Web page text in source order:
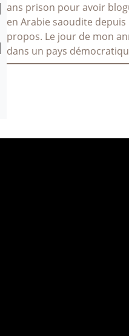
ans prison pour avoir
en Arabie saoudite
propos. Le jour de mon
dans un pays